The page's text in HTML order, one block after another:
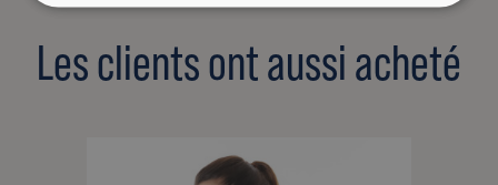
Les clients ont aussi acheté